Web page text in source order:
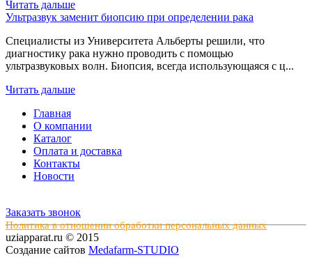
Читать дальше
Ультразвук заменит биопсию при определении рака
Специалисты из Университета Альберты решили, что
диагностику рака нужно проводить с помощью
ультразвуковых волн. Биопсия, всегда использующаяся с ц...
Читать дальше
Главная
О компании
Каталог
Оплата и доставка
Контакты
Новости
Заказать звонок
Политика в отношении обработки персональных данных
uziapparat.ru © 2015
Создание сайтов Medafarm-STUDIO